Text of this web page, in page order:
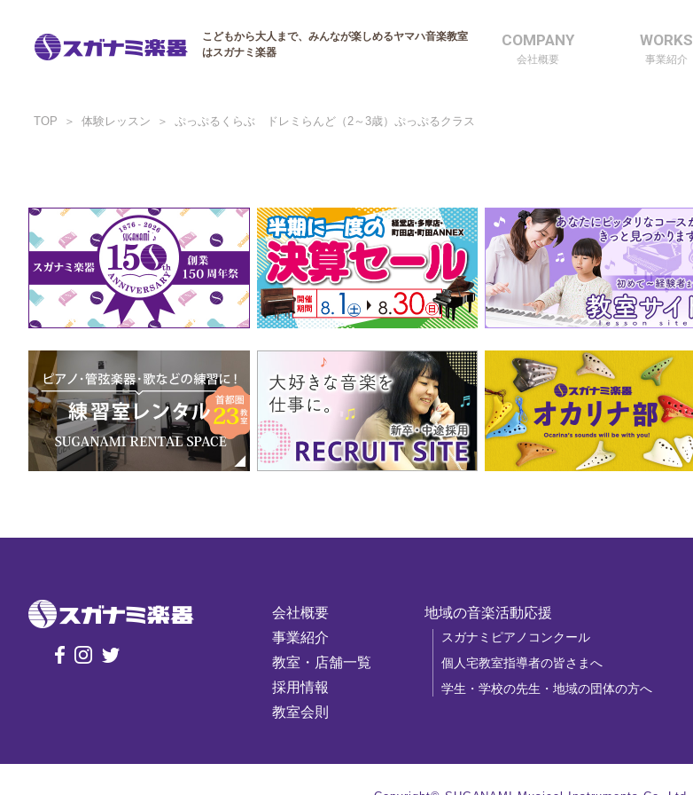
こどもから大人まで、みんなが楽しめるヤマハ音楽教室
はスガナミ楽器
COMPANY
会社概要
WORKS
事業紹介
TOP 体験レッスン ぷっぷるくらぶ ドレミらんど（2～3歳）ぷっぷるクラス
会社概要
事業紹介
教室・店舗一覧
採用情報
教室会則
地域の音楽活動応援
スガナミピアノコンクール
個人宅教室指導者の皆さまへ
学生・学校の先生・地域の団体の方へ